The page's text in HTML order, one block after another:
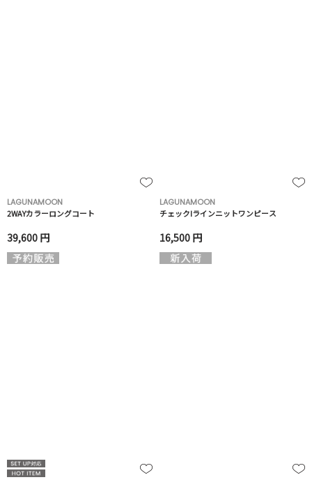
LAGUNAMOON
2WAYカラーロングコート
39,600 円
LAGUNAMOON
チェックIラインニットワンピース
16,500 円